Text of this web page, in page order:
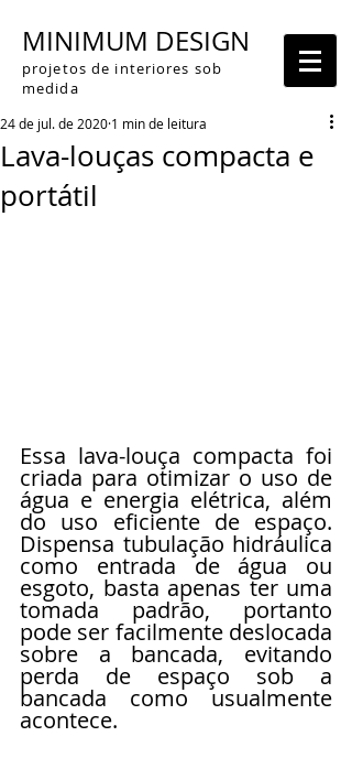
MINIMUM DESIGN
projetos de interiores sob
medida
Lava-louças compacta e
portátil
24 de jul. de 2020 1 min de leitura
Essa lava-louça compacta foi
criada para otimizar o uso de
água e energia elétrica, além
do uso eficiente de espaço.
Dispensa tubulação hidráulica
como entrada de água ou
esgoto, basta apenas ter uma
tomada padrão, portanto
pode ser facilmente deslocada
sobre a bancada, evitando
perda de espaço sob a
bancada como usualmente
acontece.